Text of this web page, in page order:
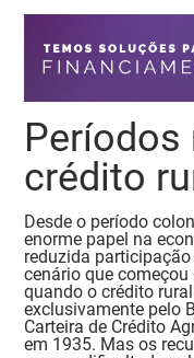
crédito
Desde o período
enorme papel na
reduzida
cenário que
quando o crédito
exclusivamente pelo
Carteira de Crédito
em 1935. Mas os